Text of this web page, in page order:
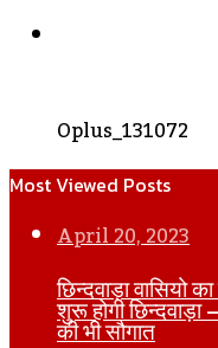
Oplus_131072
Most Viewed Posts
April 20, 2023
छिन्दवाड़ा वासियो
शुरू होगी
की भी सौगात